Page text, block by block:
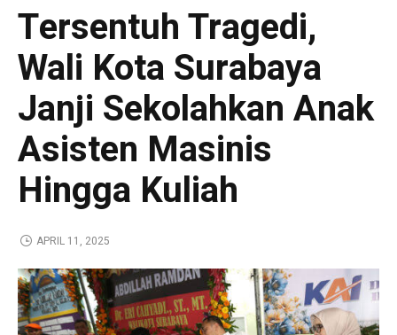
Tersentuh Tragedi,
Wali Kota Surabaya
Janji Sekolahkan Anak
Asisten Masinis
Hingga Kuliah
APRIL 11, 2025